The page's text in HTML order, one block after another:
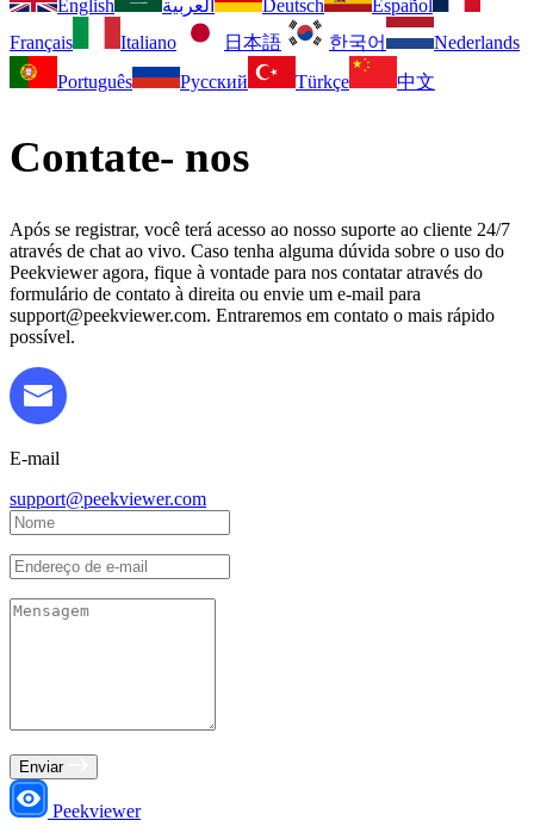
English العربية Deutsch
Español
Français
Italiano 日本語 한국어
Nederlands
Português
Русский Türkçe 中文
Contate- nos
Após se registrar, você terá acesso ao nosso suporte ao cliente 24/7
através de chat ao vivo. Caso tenha alguma dúvida sobre o uso do
Peekviewer agora, fique à vontade para nos contatar através do
formulário de contato à direita ou envie um e-mail para
support@peekviewer.com. Entraremos em contato o mais rápido
possível.
E-mail
support@peekviewer.com
Enviar
Peekviewer